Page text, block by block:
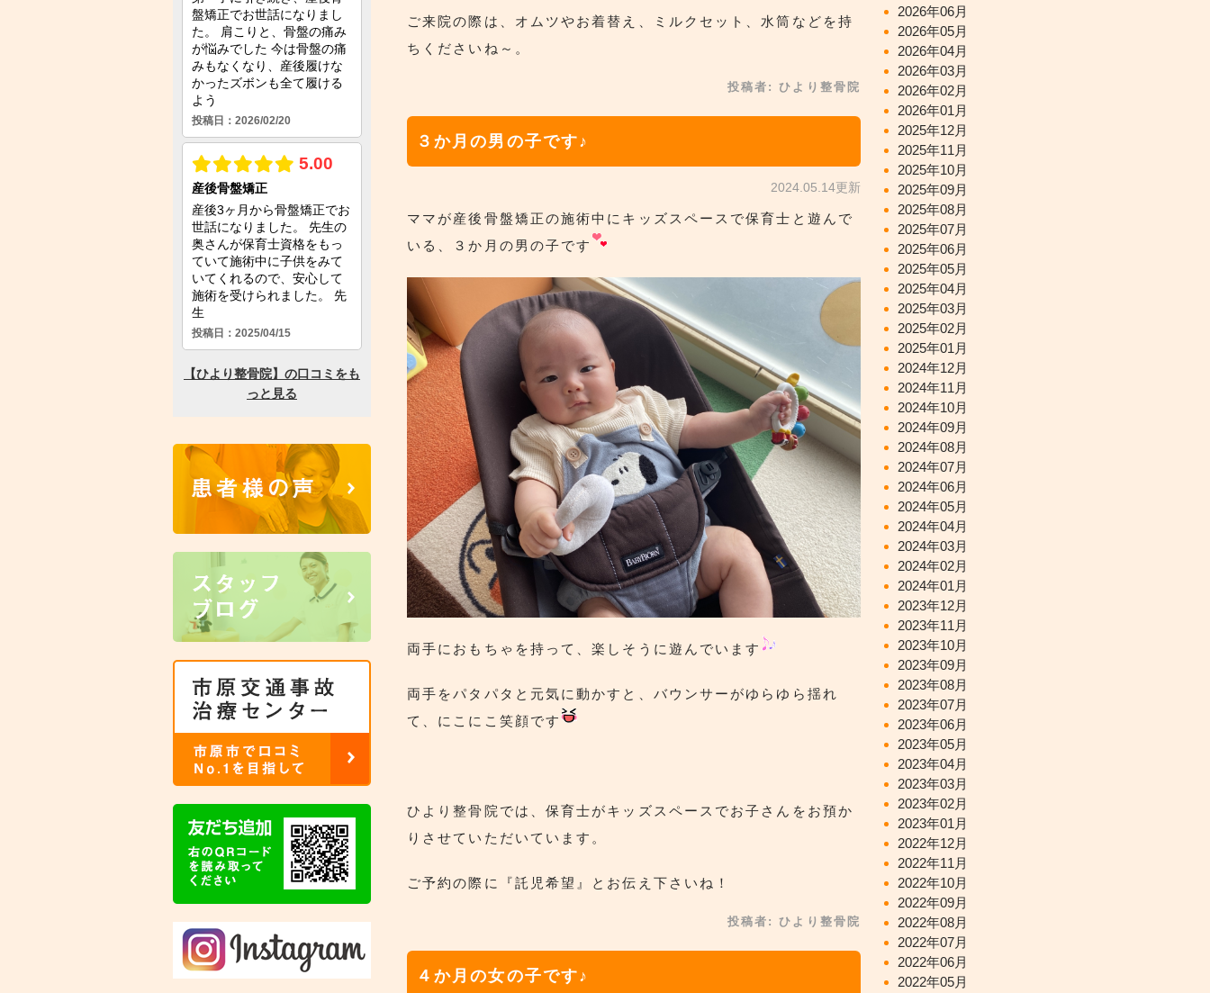
ご来院の際は、オムツやお着替え、ミルクセット、水筒などを持
ちくださいね～。
投稿者:ひより整骨院
３か月の男の子です♪
2024.05.14更新
ママが産後骨盤矯正の施術中にキッズスペースで保育士と遊んで
いる、３か月の男の子です
両手におもちゃを持って、楽しそうに遊んでいます
両手をパタパタと元気に動かすと、バウンサーがゆらゆら揺れ
て、にこにこ笑顔です
ひより整骨院 では、保育士がキッズスペースでお子さんをお預か
りさせていただいています。
ご予約の際に『託児希望』とお伝え下さいね！
投稿者:ひより整骨院
４か月の女の子です♪
2026年06月
2026年05月
2026年04月
2026年03月
2026年02月
2026年01月
2025年12月
2025年11月
2025年10月
2025年09月
2025年08月
2025年07月
2025年06月
2025年05月
2025年04月
2025年03月
2025年02月
2025年01月
2024年12月
2024年11月
2024年10月
2024年09月
2024年08月
2024年07月
2024年06月
2024年05月
2024年04月
2024年03月
2024年02月
2024年01月
2023年12月
2023年11月
2023年10月
2023年09月
2023年08月
2023年07月
2023年06月
2023年05月
2023年04月
2023年03月
2023年02月
2023年01月
2022年12月
2022年11月
2022年10月
2022年09月
2022年08月
2022年07月
2022年06月
2022年05月